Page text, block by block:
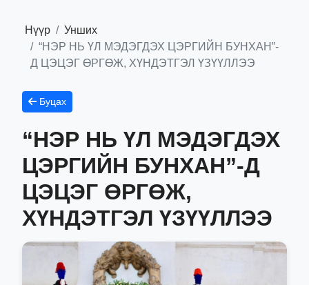
Нүүр
Унших
“НЭР НЬ ҮЛ МЭДЭГДЭХ ЦЭРГИЙН БУНХАН”-
Д ЦЭЦЭГ ӨРГӨЖ, ХҮНДЭТГЭЛ ҮЗҮҮЛЛЭЭ
Буцах
“НЭР НЬ ҮЛ МЭДЭГДЭХ
ЦЭРГИЙН БУНХАН”-Д
ЦЭЦЭГ ӨРГӨЖ,
ХҮНДЭТГЭЛ ҮЗҮҮЛЛЭЭ